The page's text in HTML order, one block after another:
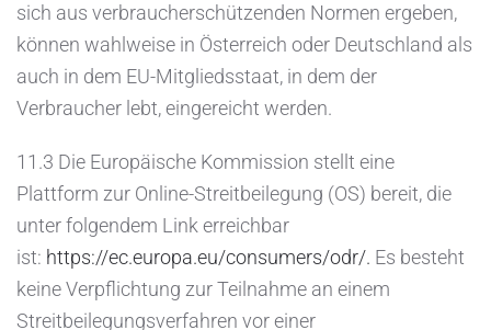
sich aus verbraucherschützenden Normen ergeben,
können wahlweise in Österreich oder Deutschland als
auch in dem EU-Mitgliedsstaat, in dem der
Verbraucher lebt, eingereicht werden.
11.3 Die Europäische Kommission stellt eine
Plattform zur Online-Streitbeilegung (OS) bereit, die
unter folgendem Link erreichbar
ist: https://ec.europa.eu/consumers/odr/. Es besteht
keine Verpflichtung zur Teilnahme an einem
Streitbeilegungsverfahren vor einer